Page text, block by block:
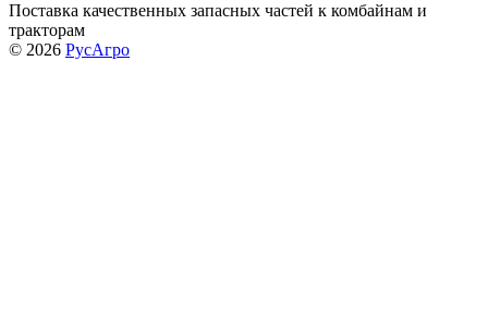
Поставка качественных запасных частей к комбайнам и
тракторам
© 2026 РусАгро